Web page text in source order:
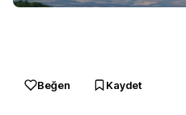
Beğen Kaydet